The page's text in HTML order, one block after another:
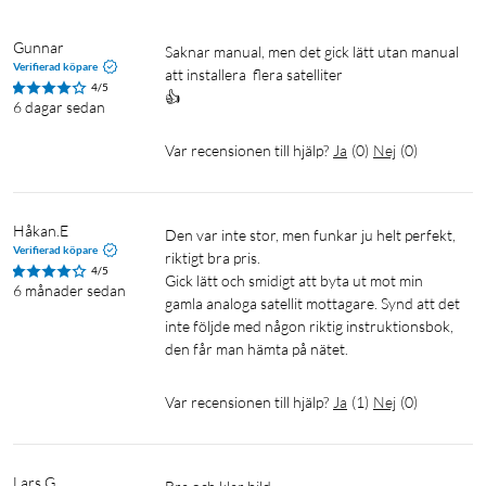
förstklassig ljud- och bildupplevelse. Mottagaren har även
stöd för flera ljudspår och flerspråkig DVB-textning.
SCART, S/PDIF koaxial och USB. Den är kompatibel med
DiSEqC 1.0, 1.1, 1.2, GOTO X och SatCR, vilket gör den flexibel
för olika installationer.
HDTV-mottagare för digitala fria tv- och radiokanaler via
Stöd för MPEG-4 och H.264
Upp till 8 programmerbara timers
Elektronisk programguide (EPG) med 14 dagars information
Gunnar
Verifierad köpare
4/5
6 dagar sedan
Saknar manual, men det gick lätt utan manual
att installera  flera satelliter
👍
Var recensionen till hjälp? Ja (0) Nej (0)
Håkan.E
Verifierad köpare
4/5
6 månader sedan
Den var inte stor, men funkar ju helt perfekt,
riktigt bra pris.
Gick lätt och smidigt att byta ut mot min
gamla analoga satellit mottagare. Synd att det
inte följde med någon riktig instruktionsbok,
den får man hämta på nätet.
Var recensionen till hjälp? Ja (1) Nej (0)